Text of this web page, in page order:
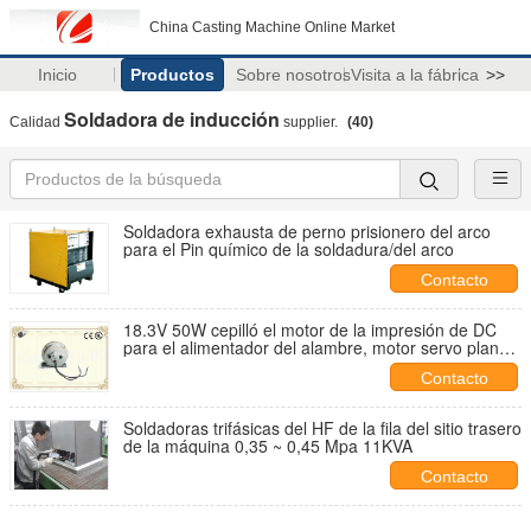
China Casting Machine Online Market
Inicio Productos Sobre nosotrosVisita a la fábrica >>
Calidad Soldadora de inducción supplier. (40)
Soldadora exhausta de perno prisionero del arco
para el Pin químico de la soldadura/del arco
Contacto
18.3V 50W cepilló el motor de la impresión de DC
para el alimentador del alambre, motor servo plano
Contacto
Soldadoras trifásicas del HF de la fila del sitio trasero
de la máquina 0,35 ~ 0,45 Mpa 11KVA
Contacto